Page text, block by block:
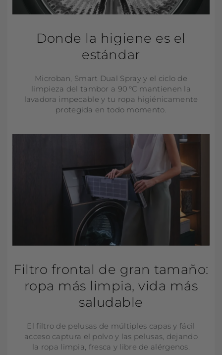
Donde la higiene es el
estándar
Microban, Smart Dual Spray y el ciclo de
limpieza del tambor a 90 °C mantienen la
lavadora impecable y tu ropa higiénicamente
protegida en todo momento.
Filtro frontal de gran tamaño:
ropa más limpia, vida más
saludable
El filtro de pelusas de múltiples capas y fácil
acceso captura el polvo y las pelusas, dejando
la ropa limpia, fresca y libre de alérgenos.